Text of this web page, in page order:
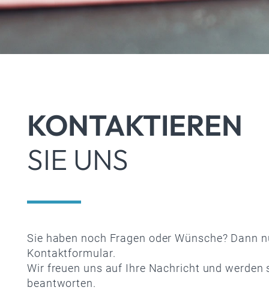
KONTAKTIEREN
SIE UNS
Sie haben noch Fragen oder Wünsche? Dann
Kontaktformular.
Wir freuen uns auf Ihre Nachricht und
beantworten.